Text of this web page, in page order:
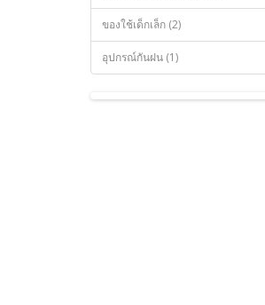
ของใช้เด็กเล็ก (2)
อุปกรณ์กันฝน (1)